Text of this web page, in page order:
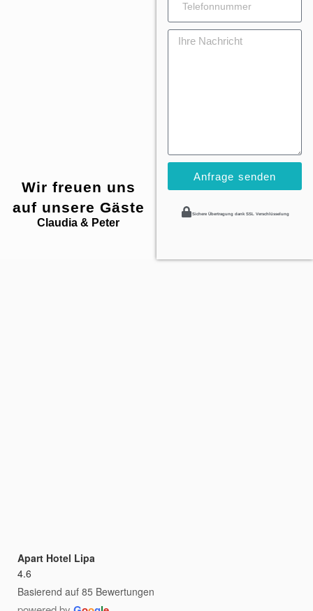
Wir freuen uns
auf unsere Gäste
Claudia & Peter
Anfrage senden
Sichere Übertragung dank SSL Verschlüsselung
Apart Hotel Lipa
4.6
Basierend auf 85 Bewertungen